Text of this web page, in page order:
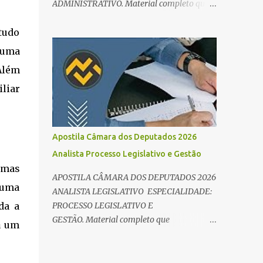
a
um
e Direito Administrativo). 🔄 2. Revisão
ADMINISTRATIVO. Material completo que
exigidos no edital para esse cargo.
Oportunidade de Ouro: R$ 30,8 mil iniciais O
edital do Concurso Câmara dos Deputados
2026 já é realidade, e o cargo de Analista
Legislativo (Processo Legislativo e Gestão) se
destaca como uma das melhores
oportunidades do ano. Com exigência de
nível superior em qualquer área, o certame
oferece 35 vagas imediatas e salários que
ultrapassam os R$ 30 mil . O que estudar
para Processo Legislativo e Gestão? Para
vencer a concorrência da banca Cebraspe , o
candidato precisa dominar o conteúdo
Apostila Câmara dos Deputados 2026
Analista Processo Legislativo e Gestão
APOSTILA CÂMARA DOS DEPUTADOS 2026
ANALISTA LEGISLATIVO ESPECIALIDADE:
PROCESSO LEGISLATIVO E
GESTÃO. Material completo que